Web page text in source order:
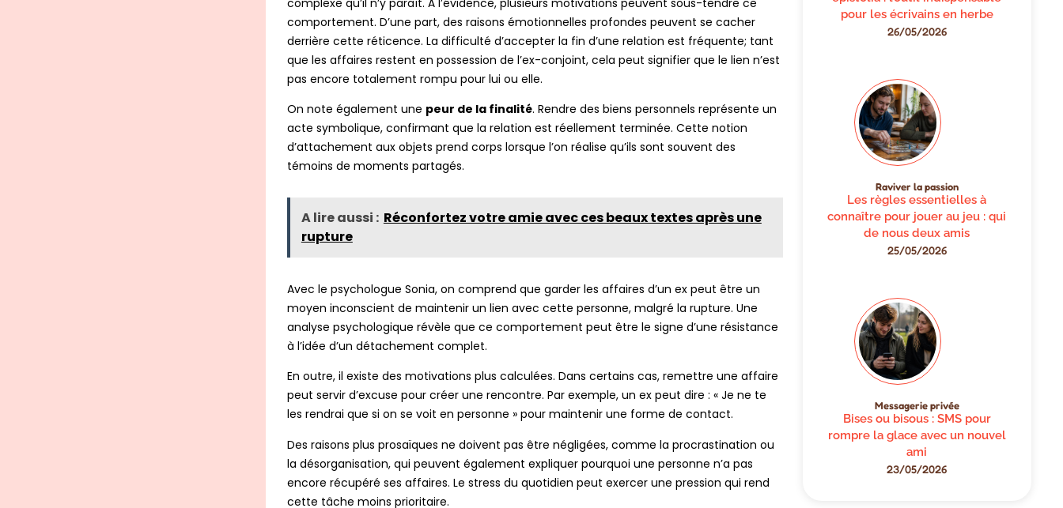
comportement. D’une part, des raisons émotionnelles profondes peuvent se cacher
derrière cette réticence. La difficulté d’accepter la fin d’une relation est fréquente; tant
que les affaires restent en possession de l’ex-conjoint, cela peut signifier que le lien n’est
pas encore totalement rompu pour lui ou elle.
On note également une peur de la finalité. Rendre des biens personnels représente un
acte symbolique, confirmant que la relation est réellement terminée. Cette notion
d’attachement aux objets prend corps lorsque l’on réalise qu’ils sont souvent des
témoins de moments partagés.
A lire aussi : Réconfortez votre amie avec ces beaux textes après une
rupture
Avec le psychologue Sonia, on comprend que garder les affaires d’un ex peut être un
moyen inconscient de maintenir un lien avec cette personne, malgré la rupture. Une
analyse psychologique révèle que ce comportement peut être le signe d’une résistance
à l’idée d’un détachement complet.
En outre, il existe des motivations plus calculées. Dans certains cas, remettre une affaire
peut servir d’excuse pour créer une rencontre. Par exemple, un ex peut dire : « Je ne te
les rendrai que si on se voit en personne » pour maintenir une forme de contact.
Des raisons plus prosaïques ne doivent pas être négligées, comme la procrastination ou
la désorganisation, qui peuvent également expliquer pourquoi une personne n’a pas
encore récupéré ses affaires. Le stress du quotidien peut exercer une pression qui rend
cette tâche moins prioritaire.
pour les écrivains en herbe
26/05/2026
Raviver la passion
Les règles essentielles à
connaître pour jouer au jeu : qui
de nous deux amis
25/05/2026
Messagerie privée
Bises ou bisous : SMS pour
rompre la glace avec un nouvel
ami
23/05/2026